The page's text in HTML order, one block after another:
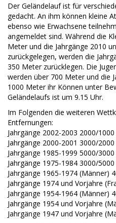
Der Geländelauf ist für
gedacht. An ihm können kleine
ebenso wie Erwachsene
angemeldet sind. Während die
Meter und die Jahrgänge 2010
zurückgelegen, werden die
350 Meter zurücklegen. Die
werden über 700 Meter und die
1000 Meter ihr Können unter
Geländelaufs ist um 9.15 Uhr.
Im Folgenden die weiteren
Entfernungen:
Jahrgänge 2002-2003 2000/
Jahrgänge 2000-2001 3000/2000
Jahrgänge 1985-1999 5000/3000
Jahrgänge 1975-1984 3000/5000
Jahrgänge 1965-1974 (Männer)
Jahrgänge 1974 und Vorjahre
Jahrgänge 1954-1964 (Männer)
Jahrgänge 1954 und Vorjahre
Jahrgänge 1947 und Vorjahre